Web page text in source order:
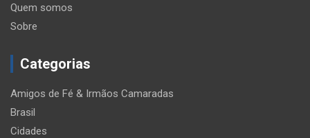
Quem somos
Sobre
Categorias
Amigos de Fé & Irmãos Camaradas
Brasil
Cidades